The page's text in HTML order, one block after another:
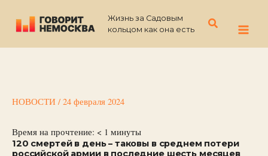
содержимому
Жизнь за Садовым
кольцом как она есть
Поиск
НОВОСТИ / 24 февраля 2024
Время на прочтение: < 1 минуты
120 смертей в день – таковы в среднем потери
российской армии в последние шесть месяцев